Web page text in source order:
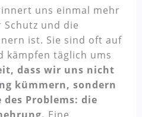
uns einmal mehr
und die
ist. Sie sind oft auf
kämpfen täglich ums
dass wir uns nicht
kümmern, sondern
Problems: die